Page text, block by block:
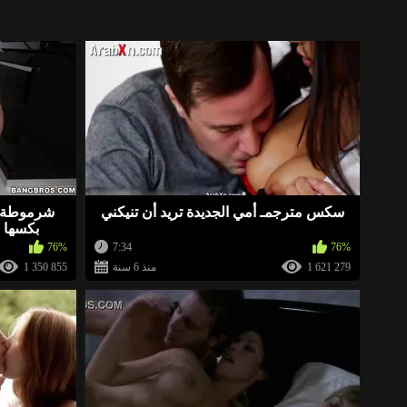
https://ja.cat/arbd
«
http://xnice.fun/arb
« https://ja.cat/eroeg ➤ هنا يمكنك خلع ملابس أي فتاة ورؤيتها عارية) يرجى التقييم
شرموطة
76%
1 350 855
سكس مترجمـ أمي الجديدة تريد أن تنيكني
7:34
76%
منذ 6 سنة
1 621 279